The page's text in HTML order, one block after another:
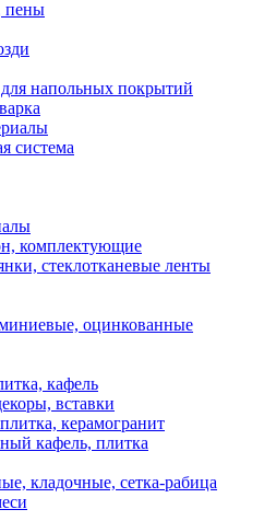
пены
напольных покрытий
система
комплектующие
стеклотканевые ленты
оцинкованные
кафель
вставки
керамогранит
кафель, плитка
кладочные, сетка-рабица